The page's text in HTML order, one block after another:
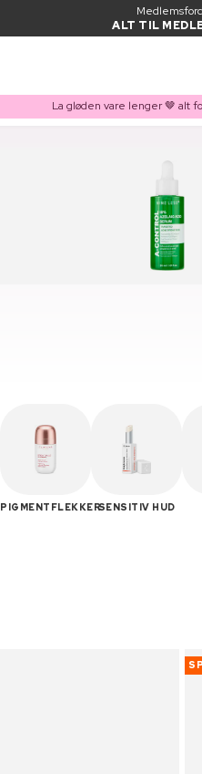
ALT TIL
La gløden vare lenger 🤎 alt
PIGMENTFLEKKERSENSITIV HUD